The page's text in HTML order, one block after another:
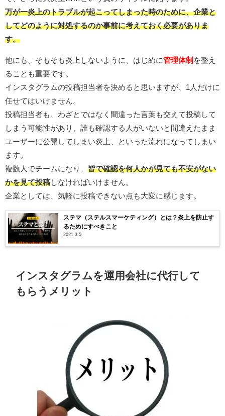
万が一炎上のトラブルが起こってしまった時のために、企業と
してどのように対処するのか事前に考えておく必要がありま
す。
他にも、そもそも炎上しないように、はじめに管理体制 を整え
ることも重要です。
インスタグラムの投稿担当者を決めると思いますが、1人だけに
任せてはいけません。
投稿担当者も、わざとではなく間違った言葉も交えて投稿して
しまう可能性があり、誰も確認する人がいないと間違えたまま
ユーザーに公開してしまい炎上、といった流れになってしまい
ます。
複数人でチームになり、 皆で確認を何人かが見ても不安がない
かを見て投稿 しなければいけません。
企業としては、気軽に投稿できない点も大変に感じます。
ステマ（ステルスマーケティング）とは？炎上を防止す
るためにすべきこと
2021.3.5
インスタグラムを運用会社に代行して
もらうメリット